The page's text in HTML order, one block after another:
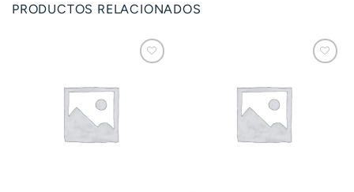
PRODUCTOS RELACIONADOS